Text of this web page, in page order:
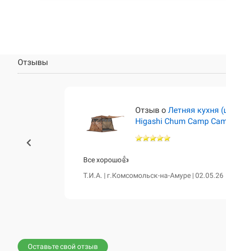
Отзывы
Отзыв о Летняя кухня
Higashi Chum Camp
Все хорошо👍
Т.И.А. | г.Комсомольск-на-Амуре | 02.05.26
Оставьте свой отзыв